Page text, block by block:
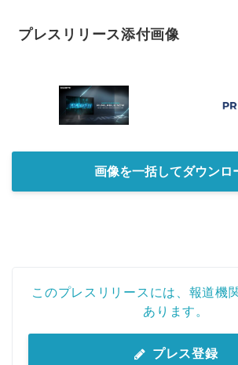
プレスリリース添付画像
画像を一括してダウンロ
このプレスリリースには、報道機
あります。
プレス登録